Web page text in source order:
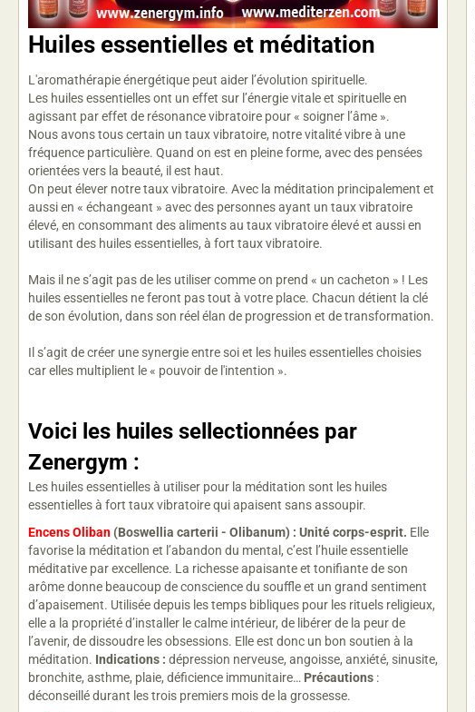
Huiles essentielles et méditation
L'aromathérapie énergétique peut aider l’évolution spirituelle.
Les huiles essentielles ont un effet sur l’énergie vitale et spirituelle en
agissant par effet de résonance vibratoire pour « soigner l’âme ».
Nous avons tous certain un taux vibratoire, notre vitalité vibre à une
fréquence particulière. Quand on est en pleine forme, avec des pensées
orientées vers la beauté, il est haut.
On peut élever notre taux vibratoire. Avec la méditation principalement et
aussi en « échangeant » avec des personnes ayant un taux vibratoire
élevé, en consommant des aliments au taux vibratoire élevé et aussi en
utilisant des huiles essentielles, à fort taux vibratoire.
Mais il ne s’agit pas de les utiliser comme on prend « un cacheton » ! Les
huiles essentielles ne feront pas tout à votre place. Chacun détient la clé
de son évolution, dans son réel élan de progression et de transformation.
Il s’agit de créer une synergie entre soi et les huiles essentielles choisies
car elles multiplient le « pouvoir de l'intention ».
Voici les huiles sellectionnées par
Zenergym :
Les huiles essentielles à utiliser pour la méditation sont les huiles
essentielles à fort taux vibratoire qui apaisent sans assoupir.
Encens Oliban (Boswellia carterii - Olibanum) : Unité corps-esprit. Elle
favorise la méditation et l’abandon du mental, c’est l’huile essentielle
méditative par excellence. La richesse apaisante et tonifiante de son
arôme donne beaucoup de conscience du souffle et un grand sentiment
d’apaisement. Utilisée depuis les temps bibliques pour les rituels religieux,
elle a la propriété d’installer le calme intérieur, de libérer de la peur de
l’avenir, de dissoudre les obsessions. Elle est donc un bon soutien à la
méditation. Indications : dépression nerveuse, angoisse, anxiété, sinusite,
bronchite, asthme, plaie, déficience immunitaire… Précautions :
déconseillé durant les trois premiers mois de la grossesse.